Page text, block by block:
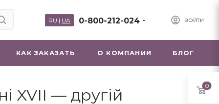
ВОЙТИ
0-800-212-024
RU | UA
КАК ЗАКАЗАТЬ О КОМПАНИИ БЛОГ
XVII — другій
0